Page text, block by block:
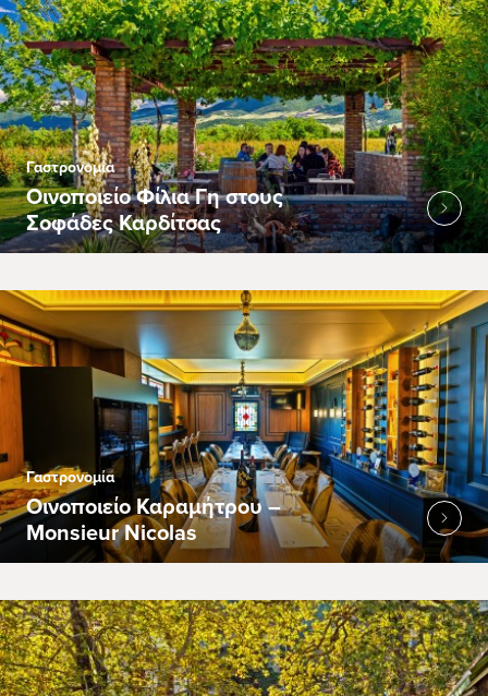
Γαστρονομία
Οινοποιείο Φίλια Γη στους
Σοφάδες Καρδίτσας
Γαστρονομία
Οινοποιείο Καραμήτρου –
Monsieur Nicolas